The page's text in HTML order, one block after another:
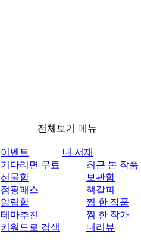
전체보기 메뉴
이벤트
기다리면 무료
선물함
점핑패스
알림함
테마추천
키워드로 검색
내 서재
최근 본 작품
보관함
책갈피
찜 한 작품
찜 한 작가
내리뷰